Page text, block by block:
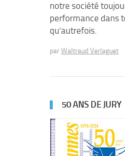
notre société
performance dans
qu’autrefois.
par Waltraud Verlaguet
50 ANS DE JURY